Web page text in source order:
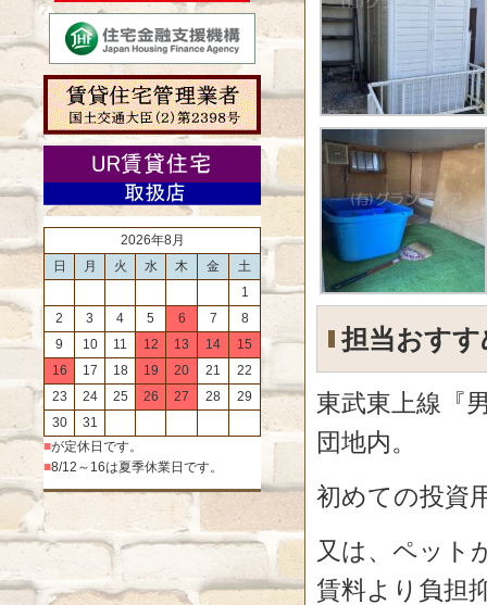
担当おす
東武東上線『
団地内。
初めての投資
又は、ペット
賃料より負担
2026年8月
日
月 火 水 木 金
土
1
2
3 4 5 6 7
8
9
10 11 12 13 14
15
16
17 18 19 20 21
22
23
24 25 26 27 28
29
30
31
■が定休日です。
■8/12～16は夏季休業日です。